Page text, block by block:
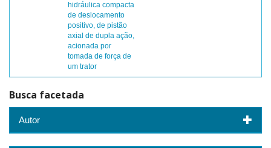
hidráulica compacta
de deslocamento
positivo, de pistão
axial de dupla ação,
acionada por
tomada de força de
um trator
Busca facetada
Autor